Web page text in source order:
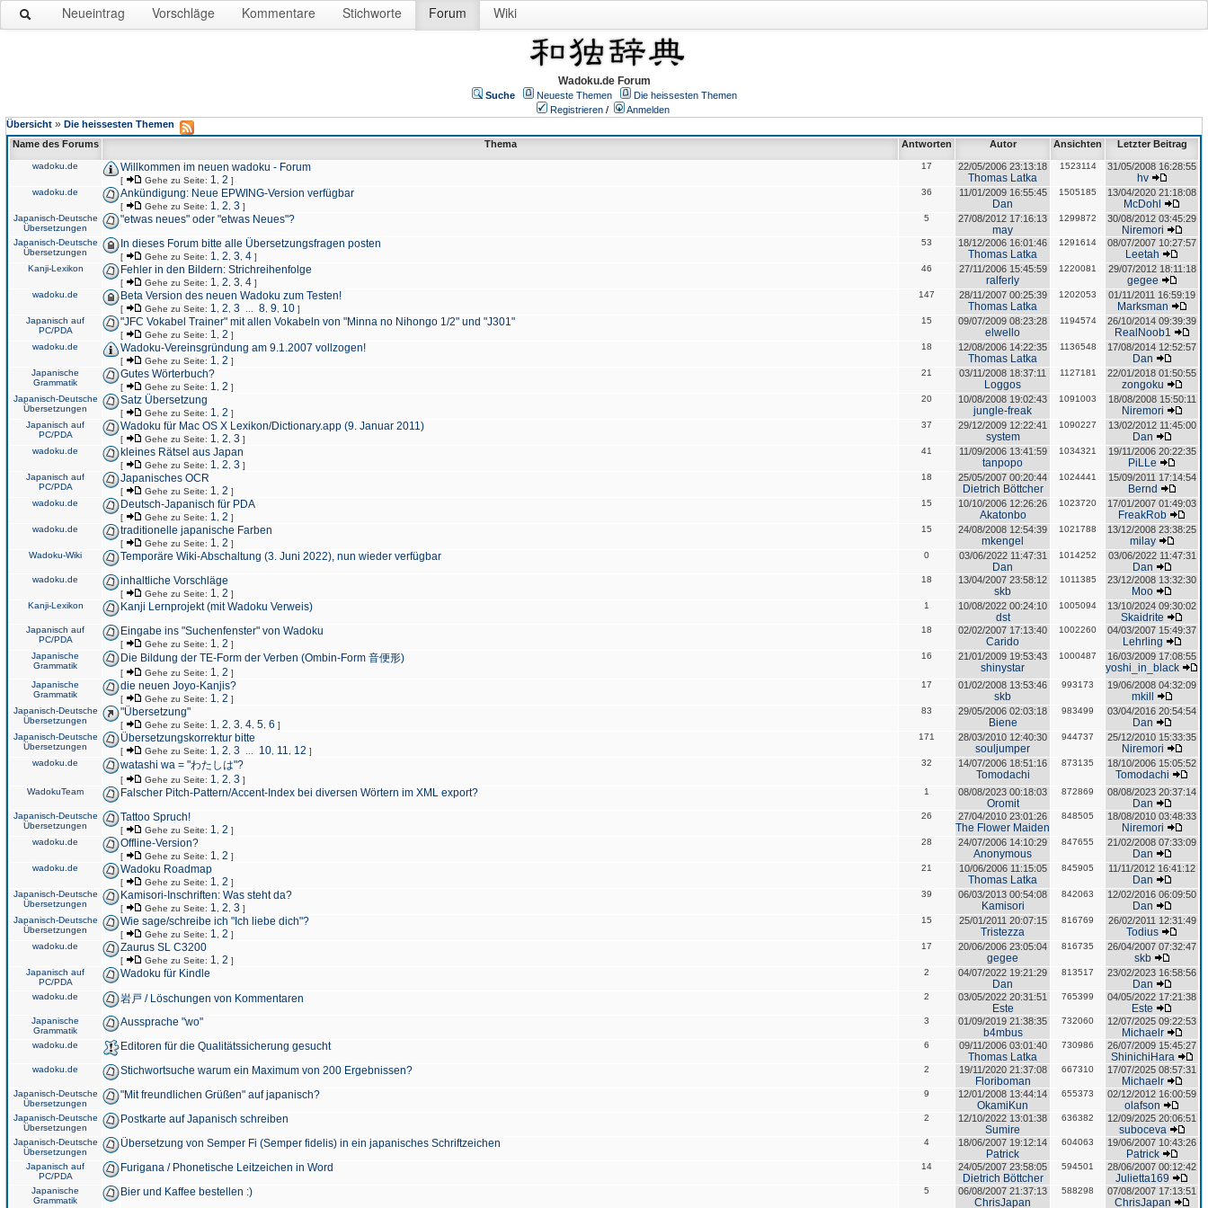
Neueintrag Vorschläge Kommentare Stichworte Forum Wiki
Wadoku.de Forum
Suche Neueste Themen
Die heissesten Themen
Registrieren /
Anmelden
Übersicht » Die heissesten Themen
Name des Forums
Thema Antworten Autor Ansichten Letzter Beitrag
wadoku.de Willkommen im neuen wadoku - Forum
[ Gehe zu Seite: 1 2 ]
17 22/05/2006 23:13:18
Thomas Latka
1523114 31/05/2008 16:28:55
hv
wadoku.de Ankündigung: Neue EPWING-Version verfügbar
[ Gehe zu Seite: 1 2 3 ]
36 11/01/2009 16:55:45
Dan
1505185 13/04/2020 21:18:08
McDohl
Japanisch-Deutsche
Übersetzungen
"etwas neues" oder "etwas Neues"? 5 27/08/2012 17:16:13
may
1299872 30/08/2012 03:45:29
Niremori
Japanisch-Deutsche
Übersetzungen
In dieses Forum bitte alle Übersetzungsfragen posten
[ Gehe zu Seite: 1 2 3 4 ]
53 18/12/2006 16:01:46
Thomas Latka
1291614 08/07/2007 10:27:57
Leetah
Kanji-Lexikon Fehler in den Bildern: Strichreihenfolge
[ Gehe zu Seite: 1 2 3 4 ]
46 27/11/2006 15:45:59
ralferly
1220081 29/07/2012 18:11:18
gegee
wadoku.de Beta Version des neuen Wadoku zum Testen!
[ Gehe zu Seite: 1 2 3 8 9 10 ]
147 28/11/2007 00:25:39
Thomas Latka
1202053 01/11/2011 16:59:19
Marksman
Japanisch auf
PC/PDA
"JFC Vokabel Trainer" mit allen Vokabeln von "Minna no Nihongo 1/2" und "J301"
[ Gehe zu Seite: 1 2 ]
15 09/07/2009 08:23:28
elwello
1194574 26/10/2014 09:39:39
RealNoob1
wadoku.de Wadoku-Vereinsgründung am 9.1.2007 vollzogen!
[ Gehe zu Seite: 1 2 ]
18 12/08/2006 14:22:35
Thomas Latka
1136548 17/08/2014 12:52:57
Dan
Japanische
Grammatik
Gutes Wörterbuch?
[ Gehe zu Seite: 1 2 ]
21 03/11/2008 18:37:11
Loggos
1127181 22/01/2018 01:50:55
zongoku
Japanisch-Deutsche
Übersetzungen
Satz Übersetzung
[ Gehe zu Seite: 1 2 ]
20 10/08/2008 19:02:43
jungle-freak
1091003 18/08/2008 15:50:11
Niremori
Japanisch auf
PC/PDA
Wadoku für Mac OS X Lexikon/Dictionary.app (9. Januar 2011)
[ Gehe zu Seite: 1 2 3 ]
37 29/12/2009 12:22:41
system
1090227 13/02/2012 11:45:00
Dan
wadoku.de kleines Rätsel aus Japan
[ Gehe zu Seite: 1 2 3 ]
41 11/09/2006 13:41:59
tanpopo
1034321 19/11/2006 20:22:35
PiLLe
Japanisch auf
PC/PDA
Japanisches OCR
[ Gehe zu Seite: 1 2 ]
18 25/05/2007 00:20:44
Dietrich Böttcher
1024441 15/09/2011 17:14:54
Bernd
wadoku.de Deutsch-Japanisch für PDA
[ Gehe zu Seite: 1 2 ]
15 10/10/2006 12:26:26
Akatonbo
1023720 17/01/2007 01:49:03
FreakRob
wadoku.de traditionelle japanische Farben
[ Gehe zu Seite: 1 2 ]
15 24/08/2008 12:54:39
mkengel
1021788 13/12/2008 23:38:25
milay
Wadoku-Wiki Temporäre Wiki-Abschaltung (3. Juni 2022), nun wieder verfügbar 0 03/06/2022 11:47:31
Dan
1014252 03/06/2022 11:47:31
Dan
wadoku.de inhaltliche Vorschläge
[ Gehe zu Seite: 1 2 ]
18 13/04/2007 23:58:12
skb
1011385 23/12/2008 13:32:30
Moo
Kanji-Lexikon Kanji Lernprojekt (mit Wadoku Verweis) 1 10/08/2022 00:24:10
dst
1005094 13/10/2024 09:30:02
Skaidrite
Japanisch auf
PC/PDA
Eingabe ins "Suchenfenster" von Wadoku
[ Gehe zu Seite: 1 2 ]
18 02/02/2007 17:13:40
Carido
1002260 04/03/2007 15:49:37
Lehrling
Japanische
Grammatik
Die Bildung der TE-Form der Verben (Ombin-Form 音便形)
[ Gehe zu Seite: 1 2 ]
16 21/01/2009 19:53:43
shinystar
1000487 16/03/2009 17:08:55
yoshi_in_black
Japanische
Grammatik
die neuen Joyo-Kanjis?
[ Gehe zu Seite: 1 2 ]
17 01/02/2008 13:53:46
skb
993173 19/06/2008 04:32:09
mkill
Japanisch-Deutsche
Übersetzungen
"Übersetzung"
[ Gehe zu Seite: 1 2 3 4 5 6 ]
83 29/05/2006 02:03:18
Biene
983499 03/04/2016 20:54:54
Dan
Japanisch-Deutsche
Übersetzungen
Übersetzungskorrektur bitte
[ Gehe zu Seite: 1 2 3 10 11 12 ]
171 28/03/2010 12:40:30
souljumper
944737 25/12/2010 15:33:35
Niremori
wadoku.de watashi wa = "わたしは"?
[ Gehe zu Seite: 1 2 3 ]
32 14/07/2006 18:51:16
Tomodachi
873135 18/10/2006 15:05:52
Tomodachi
WadokuTeam Falscher Pitch-Pattern/Accent-Index bei diversen Wörtern im XML export? 1 08/08/2023 00:18:03
Oromit
872869 08/08/2023 20:37:14
Dan
Japanisch-Deutsche
Übersetzungen
Tattoo Spruch!
[ Gehe zu Seite: 1 2 ]
26 27/04/2010 23:01:26
The Flower Maiden
848505 18/08/2010 03:48:33
Niremori
wadoku.de Offline-Version?
[ Gehe zu Seite: 1 2 ]
28 24/07/2006 14:10:29
Anonymous
847655 21/02/2008 07:33:09
Dan
wadoku.de Wadoku Roadmap
[ Gehe zu Seite: 1 2 ]
21 10/06/2006 11:15:05
Thomas Latka
845905 11/11/2012 16:41:12
Dan
Japanisch-Deutsche
Übersetzungen
Kamisori-Inschriften: Was steht da?
[ Gehe zu Seite: 1 2 3 ]
39 06/03/2013 00:54:08
Kamisori
842063 12/02/2016 06:09:50
Dan
Japanisch-Deutsche
Übersetzungen
Wie sage/schreibe ich "Ich liebe dich"?
[ Gehe zu Seite: 1 2 ]
15 25/01/2011 20:07:15
Tristezza
816769 26/02/2011 12:31:49
Todius
wadoku.de Zaurus SL C3200
[ Gehe zu Seite: 1 2 ]
17 20/06/2006 23:05:04
gegee
816735 26/04/2007 07:32:47
skb
Japanisch auf
PC/PDA
Wadoku für Kindle 2 04/07/2022 19:21:29
Dan
813517 23/02/2023 16:58:56
Dan
wadoku.de 岩戸 / Löschungen von Kommentaren 2 03/05/2022 20:31:51
Este
765399 04/05/2022 17:21:38
Este
Japanische
Grammatik
Aussprache "wo" 3 01/09/2019 21:38:35
b4mbus
732060 12/07/2025 09:22:53
Michaelr
wadoku.de Editoren für die Qualitätssicherung gesucht 6 09/11/2006 03:01:40
Thomas Latka
730986 26/07/2009 15:45:27
ShinichiHara
wadoku.de Stichwortsuche warum ein Maximum von 200 Ergebnissen? 2 19/11/2020 21:37:08
Floriboman
667310 17/07/2025 08:57:31
Michaelr
Japanisch-Deutsche
Übersetzungen
"Mit freundlichen Grüßen" auf japanisch? 9 12/01/2008 13:44:14
OkamiKun
655373 02/12/2012 16:00:59
olafson
Japanisch-Deutsche
Übersetzungen
Postkarte auf Japanisch schreiben 2 12/10/2022 13:01:38
Sumire
636382 12/09/2025 20:06:51
suboceva
Japanisch-Deutsche
Übersetzungen
Übersetzung von Semper Fi (Semper fidelis) in ein japanisches Schriftzeichen 4 18/06/2007 19:12:14
Patrick
604063 19/06/2007 10:43:26
Patrick
Japanisch auf
PC/PDA
Furigana / Phonetische Leitzeichen in Word 14 24/05/2007 23:58:05
Dietrich Böttcher
594501 28/06/2007 00:12:42
Julietta169
Japanische
Grammatik
Bier und Kaffee bestellen :) 5 06/08/2007 21:37:13
ChrisJapan
588298 07/08/2007 17:13:51
ChrisJapan